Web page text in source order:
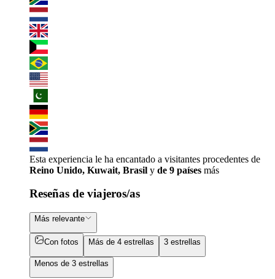
Esta experiencia le ha encantado a visitantes procedentes de
Reino Unido, Kuwait, Brasil y de 9 países más
Reseñas de viajeros/as
Más relevante
Con fotos Más de 4 estrellas 3 estrellas
Menos de 3 estrellas